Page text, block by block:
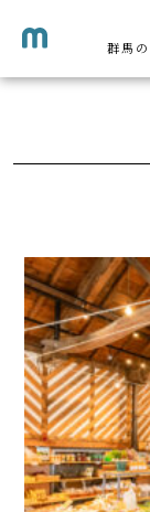
群馬